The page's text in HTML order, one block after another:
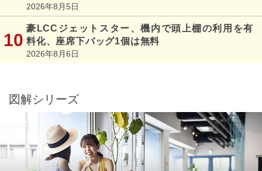
2026年8月5日
豪LCCジェットスター、機内で頭上棚の利用を有
料化、座席下バッグ1個は無料
2026年8月6日
図解シリーズ